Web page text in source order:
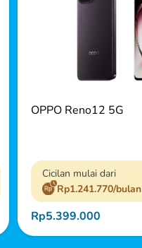
OPPO Reno12 5G
Cicilan mulai dari
Rp1.241.770/bulan
Rp5.399.000